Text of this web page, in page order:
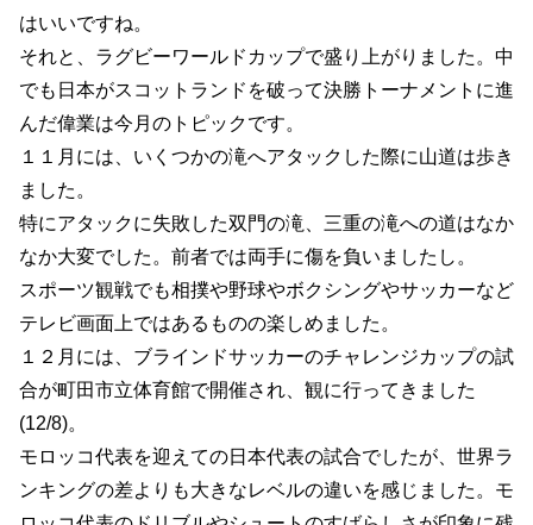
はいいですね。
それと、ラグビーワールドカップで盛り上がりました。中
でも日本がスコットランドを破って決勝トーナメントに進
んだ偉業は今月のトピックです。
１１月には、いくつかの滝へアタックした際に山道は歩き
ました。
特にアタックに失敗した双門の滝、三重の滝への道はなか
なか大変でした。前者では両手に傷を負いましたし。
スポーツ観戦でも相撲や野球やボクシングやサッカーなど
テレビ画面上ではあるものの楽しめました。
１２月には、ブラインドサッカーのチャレンジカップの試
合が町田市立体育館で開催され、観に行ってきました
(12/8)。
モロッコ代表を迎えての日本代表の試合でしたが、世界ラ
ンキングの差よりも大きなレベルの違いを感じました。モ